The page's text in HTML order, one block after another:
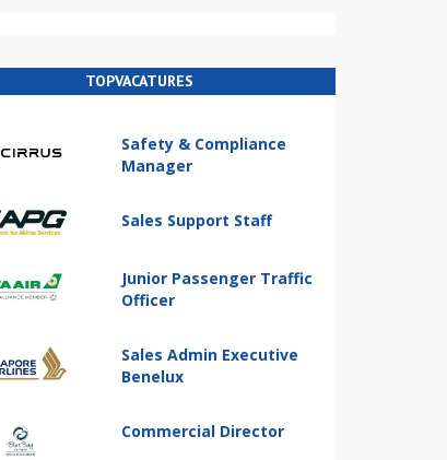
TOPVACATURES
Safety & Compliance
Manager
Sales Support Staff
Junior Passenger Traffic
Officer
Sales Admin Executive
Benelux
Commercial Director